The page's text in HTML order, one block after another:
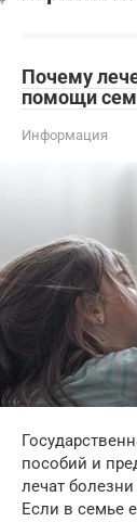
Почему
помощи
Информация
пособий и
лечат
Если в семье